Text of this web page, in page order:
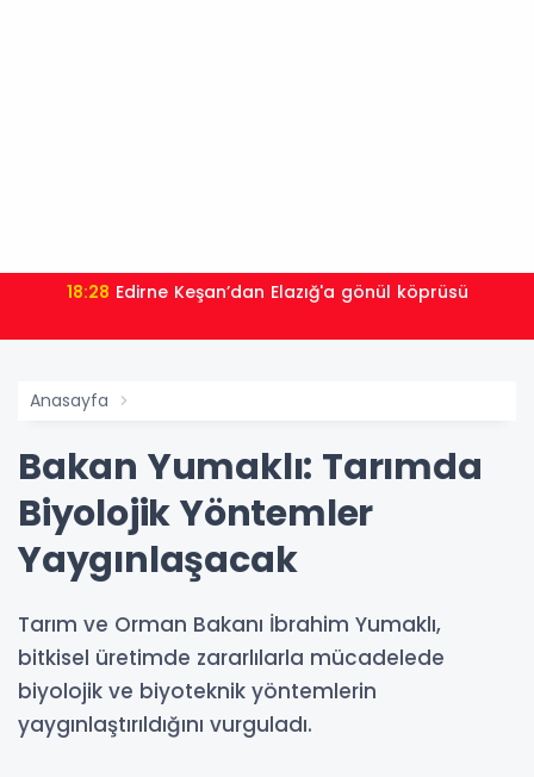
18:28 Edirne Keşan’dan Elazığ'a gönül köprüsü
Anasayfa
Bakan Yumaklı: Tarımda
Biyolojik Yöntemler
Yaygınlaşacak
Tarım ve Orman Bakanı İbrahim Yumaklı,
bitkisel üretimde zararlılarla mücadelede
biyolojik ve biyoteknik yöntemlerin
yaygınlaştırıldığını vurguladı.